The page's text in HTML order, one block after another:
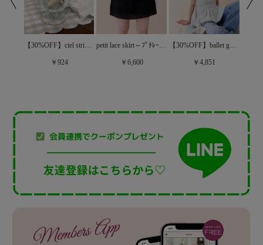
【30%OFF】ciel stripe pin～ｼｴﾙｽﾄﾗｲﾌﾟﾋﾟﾝ
￥924
petit lace skirt～ﾌﾟﾁﾚｰｽｽｶｰﾄ
￥6,600
【30%OFF】ballet gather bustier～ﾊﾞﾚｴｷﾞｬｻﾞｰﾋﾞｽﾁｪ
￥4,851